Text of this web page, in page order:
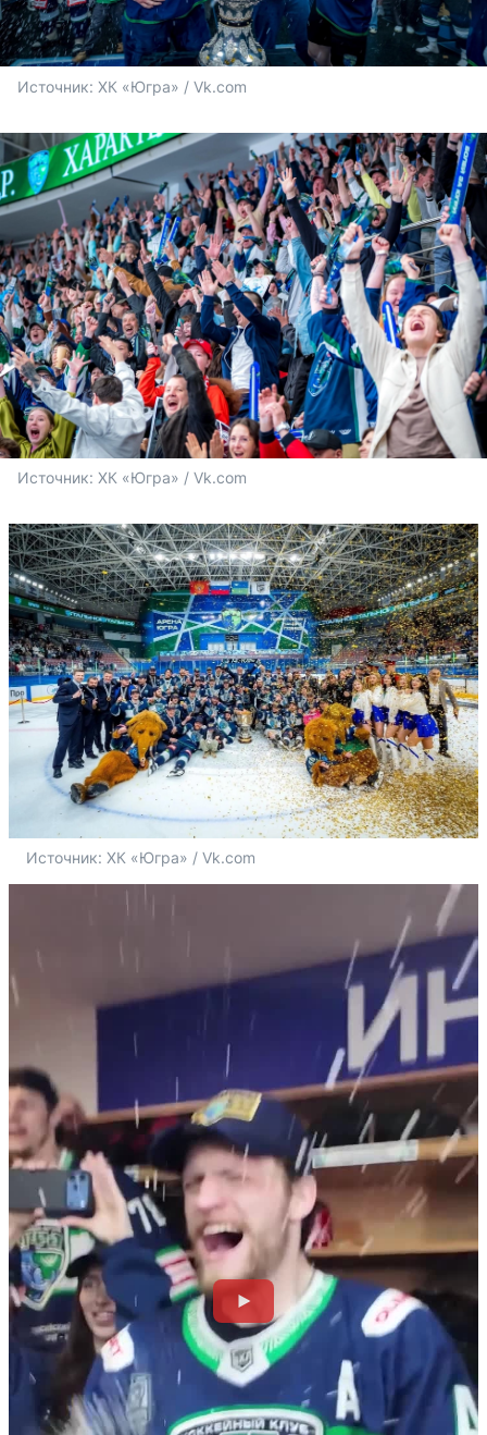
Источник: ХК «Югра» / Vk.com
Источник: ХК «Югра» / Vk.com
Источник: ХК «Югра» / Vk.com